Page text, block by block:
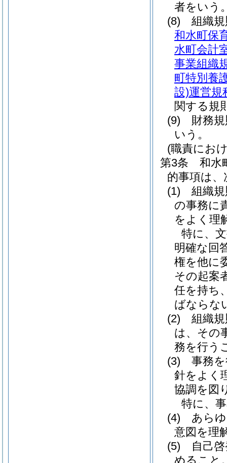
者をいう
(8)
組織
和水町保
水町会計
事業組織
町特別養
設)運営規
関する規
(9)
財務
いう。
(職責にお
第3条
和水
的事項は
(1)
組織
の事務に
をよく理
特に、
明確な回
権を他に
その起案
任を持ち
ばならな
(2)
組織
は、その
務を行う
(3)
事務
針をよく
協調を図
特に、
(4)
あら
意図を理
(5)
自己
めること